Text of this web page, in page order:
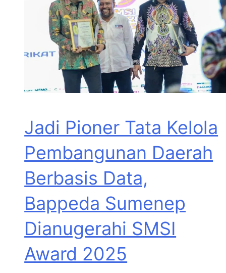
Jadi Pioner Tata Kelola
Pembangunan Daerah
Berbasis Data,
Bappeda Sumenep
Dianugerahi SMSI
Award 2025